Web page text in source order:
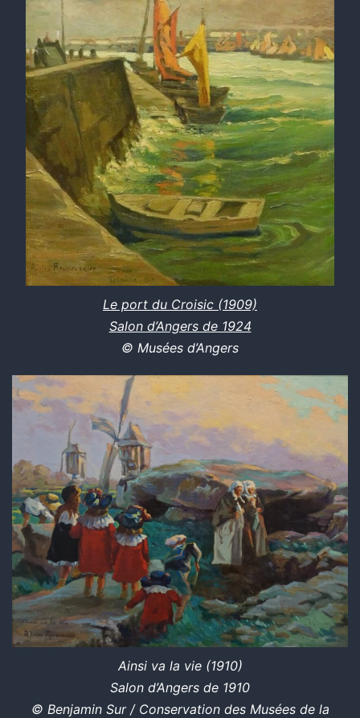
Le port du Croisic (1909)
Salon d’Angers de 1924
© Musées d’Angers
Ainsi va la vie (1910)
Salon d’Angers de 1910
© Benjamin Sur / Conservation des Musées de la